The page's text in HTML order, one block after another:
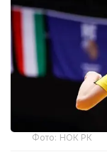
Фото: НОК РК